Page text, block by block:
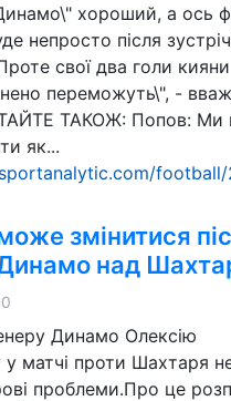
хороший, а ось
непросто після
свої два голи кияни
переможуть\", -
ТАКОЖ: Попов: Ми
як...
football/
змінитися
над
Динамо Олексію
матчі проти Шахтаря
проблеми.Про це